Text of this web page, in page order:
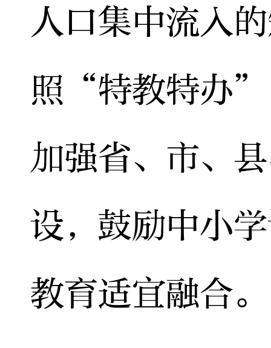
人口集中流入
照“特教特办
加强省、市、
设，鼓励中小
教育适宜融合。